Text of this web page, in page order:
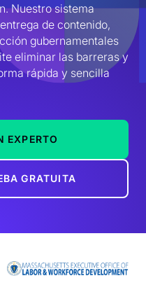
Nuestro sistema
de contenido,
gubernamentales
eliminar las barreras y
rápida y sencilla
EXPERTO
GRATUITA